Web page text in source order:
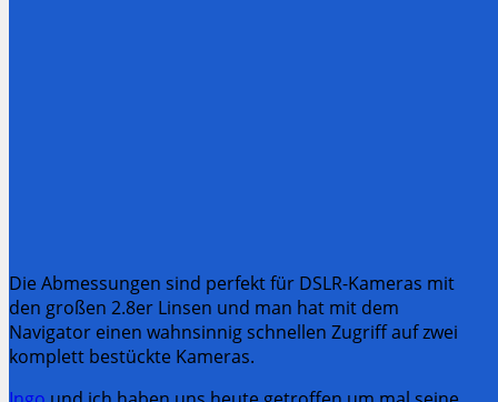
Die Abmessungen sind perfekt für DSLR-Kameras mit
den großen 2.8er Linsen und man hat mit dem
Navigator einen wahnsinnig schnellen Zugriff auf zwei
komplett bestückte Kameras.